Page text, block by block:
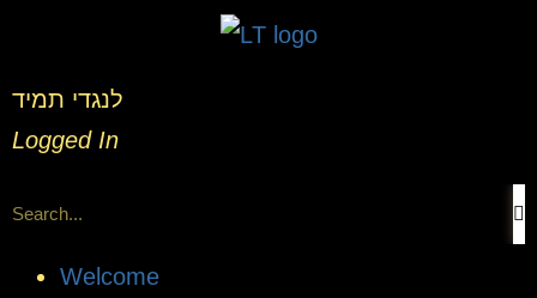
לנגדי תמיד
Logged In
Welcome